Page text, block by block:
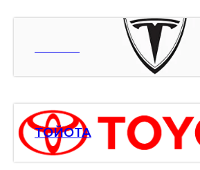
ТОЙОТА